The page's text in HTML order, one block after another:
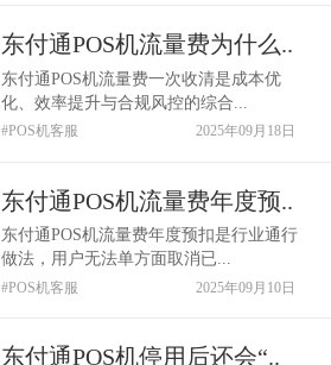
东付通POS机流量费为什么..
东付通POS机流量费一次收清是成本优
化、效率提升与合规风控的综合...
#POS机客服 2025年09月18日
东付通POS机流量费年度预..
东付通POS机流量费年度预扣是行业通行
做法，用户无法单方面取消已...
#POS机客服 2025年09月10日
东付通POS机停用后还会“..